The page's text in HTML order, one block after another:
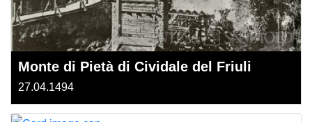
Monte di Pietà di Cividale del Friuli
27.04.1494